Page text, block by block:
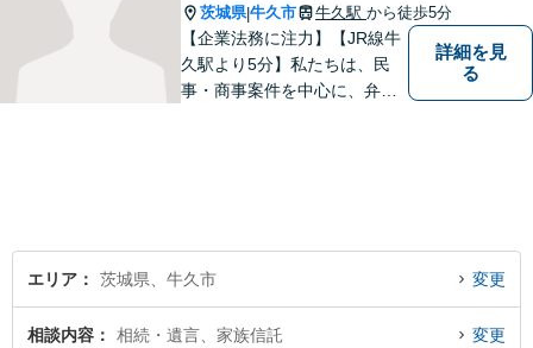
茨城県|牛久市 牛久駅 から徒歩5分
【企業法務に注力】【JR線牛
久駅より5分】私たちは、民
事・商事案件を中心に、弁護
気軽にご相談ください。
詳細を見
る
エリア 茨城県、牛久市 変更
相談内容 相続・遺言、家族信託 変更